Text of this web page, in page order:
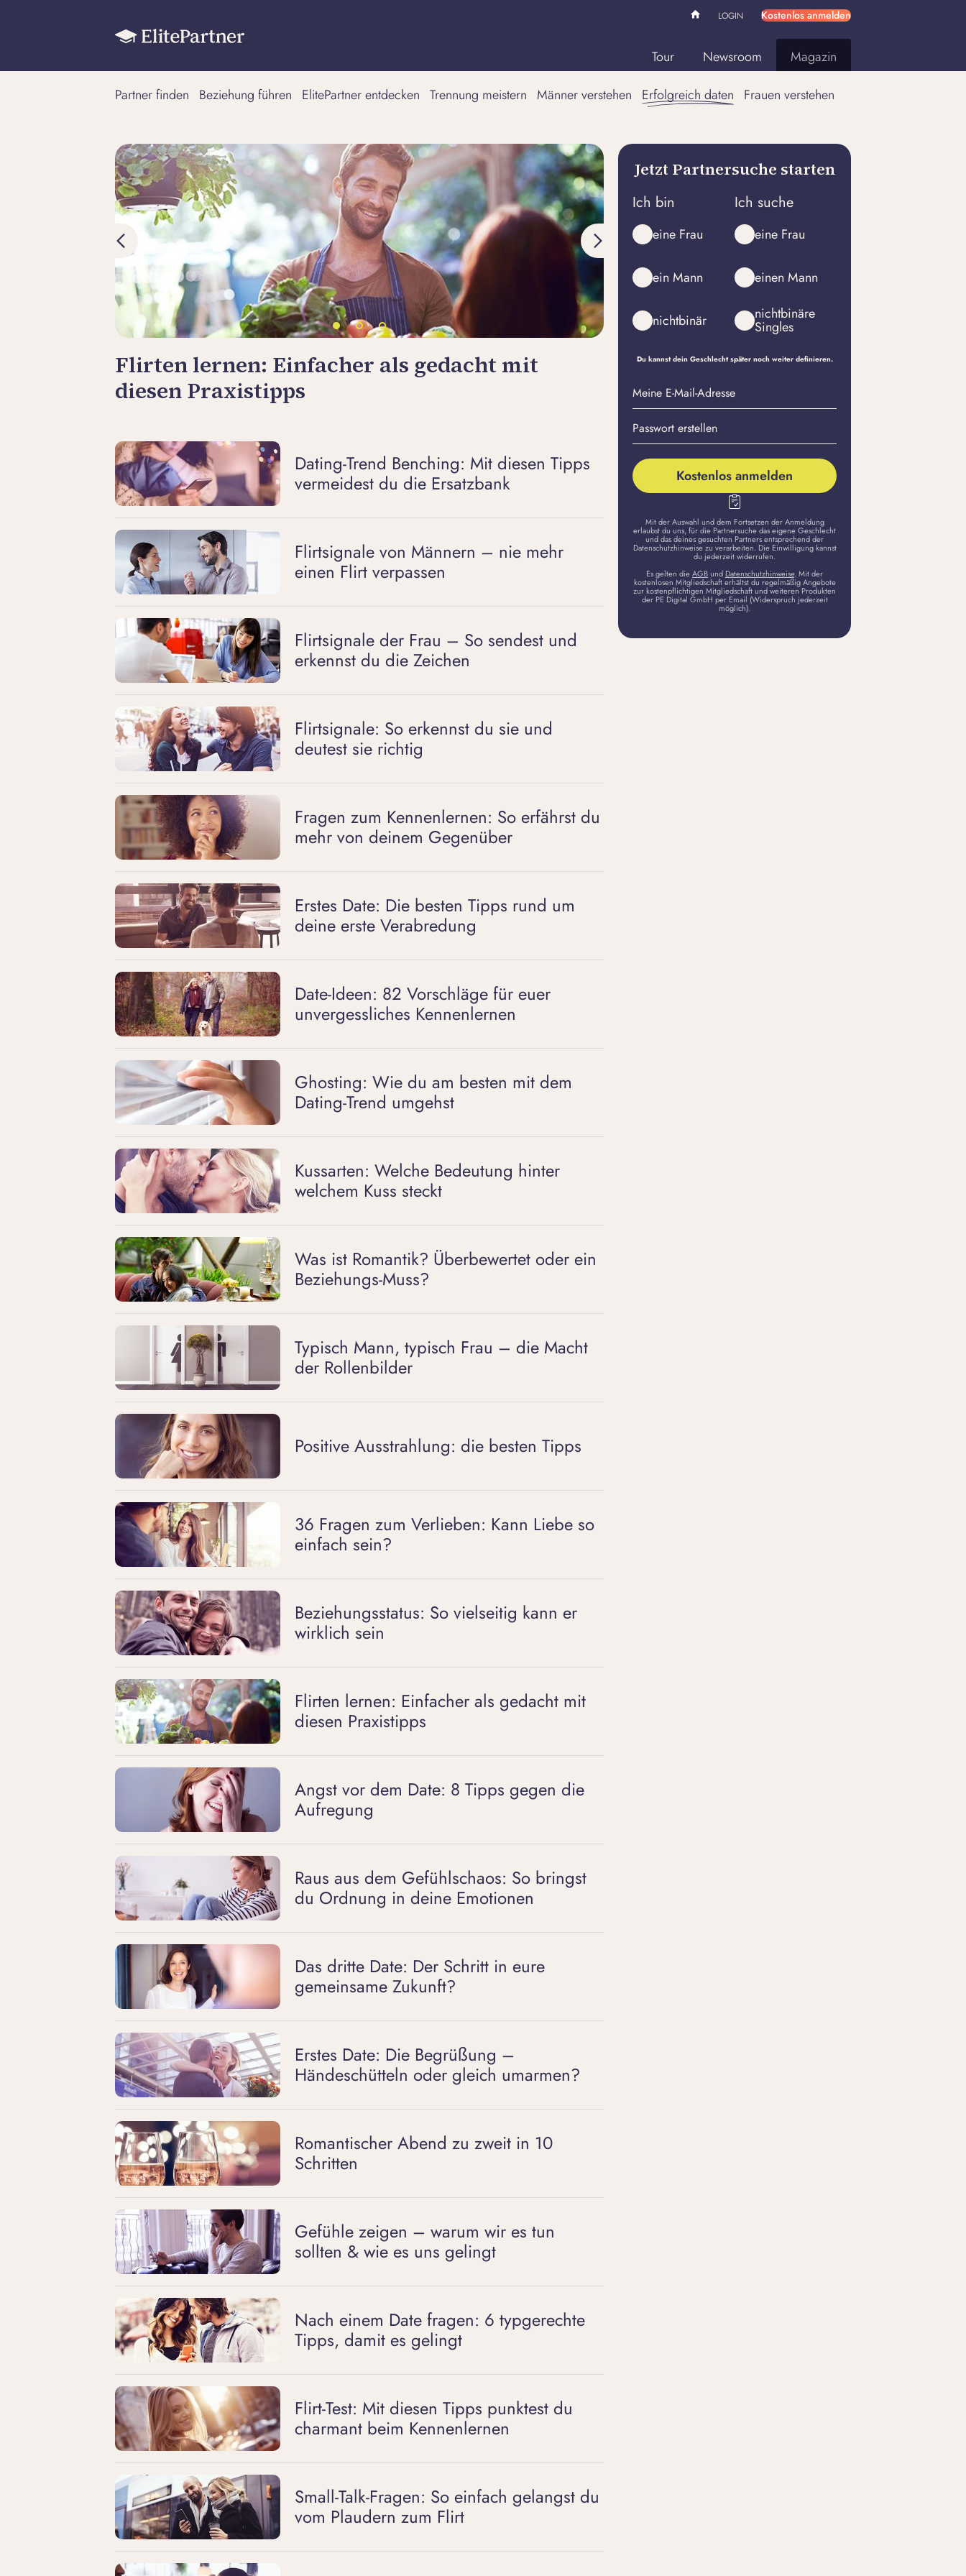
LOGIN Kostenlos anmelden
Tour Newsroom Magazin
Partner finden Beziehung führen ElitePartner entdecken Trennung meistern Männer verstehen Erfolgreich daten Frauen verstehen
Flirten lernen: Einfacher als gedacht mit
diesen Praxistipps
Nach einem Date fragen: 6
damit es gelingt
Dating-Trend Benching: Mit diesen Tipps
vermeidest du die Ersatzbank
Flirtsignale von Männern – nie mehr
einen Flirt verpassen
Flirtsignale der Frau – So sendest und
erkennst du die Zeichen
Flirtsignale: So erkennst du sie und
deutest sie richtig
Fragen zum Kennenlernen: So erfährst du
mehr von deinem Gegenüber
Erstes Date: Die besten Tipps rund um
deine erste Verabredung
Date-Ideen: 82 Vorschläge für euer
unvergessliches Kennenlernen
Ghosting: Wie du am besten mit dem
Dating-Trend umgehst
Kussarten: Welche Bedeutung hinter
welchem Kuss steckt
Was ist Romantik? Überbewertet oder ein
Beziehungs-Muss?
Typisch Mann, typisch Frau – die Macht
der Rollenbilder
Positive Ausstrahlung: die besten Tipps
36 Fragen zum Verlieben: Kann Liebe so
einfach sein?
Beziehungsstatus: So vielseitig kann er
wirklich sein
Flirten lernen: Einfacher als gedacht mit
diesen Praxistipps
Angst vor dem Date: 8 Tipps gegen die
Aufregung
Raus aus dem Gefühlschaos: So bringst
du Ordnung in deine Emotionen
Das dritte Date: Der Schritt in eure
gemeinsame Zukunft?
Erstes Date: Die Begrüßung –
Händeschütteln oder gleich umarmen?
Romantischer Abend zu zweit in 10
Schritten
Gefühle zeigen – warum wir es tun
sollten & wie es uns gelingt
Nach einem Date fragen: 6 typgerechte
Tipps, damit es gelingt
Flirt-Test: Mit diesen Tipps punktest du
charmant beim Kennenlernen
Small-Talk-Fragen: So einfach gelangst du
vom Plaudern zum Flirt
Jetzt Partnersuche starten
Ich bin
eine Frau
ein Mann
nichtbinär
Ich suche
eine Frau
einen Mann
nichtbinäre
Singles
Du kannst dein Geschlecht später noch weiter definieren.
Meine
E-
Mail-
Adresse
Passwort
erstellen
Kostenlos anmelden
Mit der Auswahl und dem Fortsetzen der Anmeldung
erlaubst du uns, für die Partnersuche das eigene Geschlecht
und das deines gesuchten Partners entsprechend der
Datenschutzhinweise zu verarbeiten. Die Einwilligung kannst
du jederzeit widerrufen.
Es gelten dieAGBund Datenschutzhinweise. Mit der
kostenlosen Mitgliedschaft erhältst du regelmäßig Angebote
zur kostenpflichtigen Mitgliedschaft und weiteren Produkten
der PE Digital GmbH per Email (Widerspruch jederzeit
möglich).